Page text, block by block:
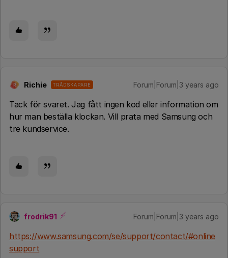
R Richie TRÅDSKAPARE Forum|Forum|3 years ago
Tack för svaret. Jag fått ingen kod eller information om
hur man beställa klockan. Vill prata med Samsung och
tre kundservice.
frodrik91 Forum|Forum|3 years ago
https://www.samsung.com/se/support/contact/#online
support